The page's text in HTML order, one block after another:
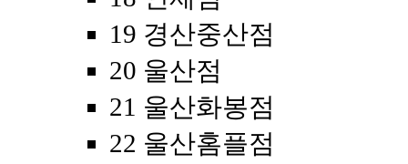
19 경산중산점
20 울산점
21 울산화봉점
22 울산홈플점